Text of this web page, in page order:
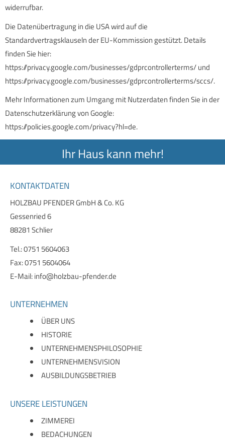
widerrufbar.
Die Datenübertragung in die USA wird auf die
Standardvertragsklauseln der EU-Kommission gestützt. Details
finden Sie hier:
https://privacy.google.com/businesses/gdprcontrollerterms/und
https://privacy.google.com/businesses/gdprcontrollerterms/sccs/.
Mehr Informationen zum Umgang mit Nutzerdaten finden Sie in der
Datenschutzerklärung von Google:
https://policies.google.com/privacy?hl=de.
Ihr Haus kann mehr!
KONTAKTDATEN
HOLZBAU PFENDER GmbH & Co. KG
Gessenried 6
88281 Schlier
Tel.: 0751 5604063
Fax: 0751 5604064
E-Mail:info@holzbau-pfender.de
UNTERNEHMEN
ÜBER UNS
HISTORIE
UNTERNEHMENSPHILOSOPHIE
UNTERNEHMENSVISION
AUSBILDUNGSBETRIEB
UNSERE LEISTUNGEN
ZIMMEREI
BEDACHUNGEN